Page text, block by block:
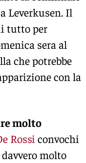
Leverkusen. Il
tutto per
sera al
che potrebbe
con la
molto
Rossi convochi
molto